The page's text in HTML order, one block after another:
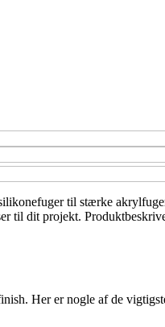
til stærke
til dit projekt.
Her er nogle af de